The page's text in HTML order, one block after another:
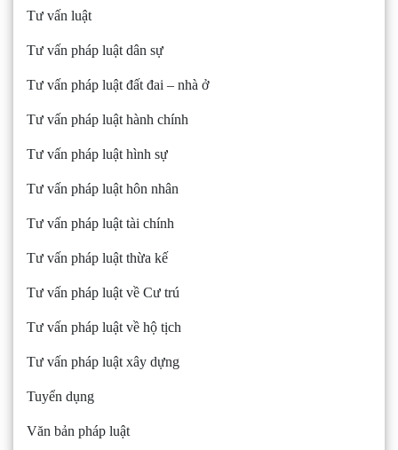
Tư vấn luật
Tư vấn pháp luật dân sự
Tư vấn pháp luật đất đai – nhà ở
Tư vấn pháp luật hành chính
Tư vấn pháp luật hình sự
Tư vấn pháp luật hôn nhân
Tư vấn pháp luật tài chính
Tư vấn pháp luật thừa kế
Tư vấn pháp luật về Cư trú
Tư vấn pháp luật về hộ tịch
Tư vấn pháp luật xây dựng
Tuyển dụng
Văn bản pháp luật